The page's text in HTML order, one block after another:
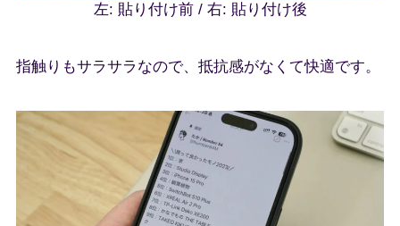
左: 貼り付け前 / 右: 貼り付け後
指触りもサラサラなので、抵抗感がなくて快適です。